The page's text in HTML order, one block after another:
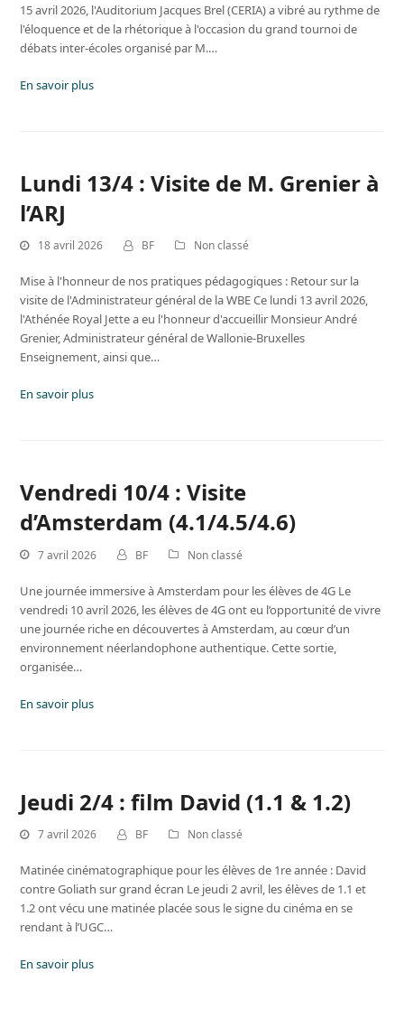
15 avril 2026, l'Auditorium Jacques Brel (CERIA) a vibré au rythme de
l'éloquence et de la rhétorique à l'occasion du grand tournoi de
débats inter-écoles organisé par M.…
En savoir plus
Lundi 13/4 : Visite de M. Grenier à
l’ARJ
18 avril 2026 BF Non classé
Mise à l'honneur de nos pratiques pédagogiques : Retour sur la
visite de l'Administrateur général de la WBE Ce lundi 13 avril 2026,
l'Athénée Royal Jette a eu l'honneur d'accueillir Monsieur André
Grenier, Administrateur général de Wallonie-Bruxelles
Enseignement, ainsi que…
En savoir plus
Vendredi 10/4 : Visite
d’Amsterdam (4.1/4.5/4.6)
7 avril 2026 BF Non classé
Une journée immersive à Amsterdam pour les élèves de 4G Le
vendredi 10 avril 2026, les élèves de 4G ont eu l’opportunité de vivre
une journée riche en découvertes à Amsterdam, au cœur d’un
environnement néerlandophone authentique. Cette sortie,
organisée…
En savoir plus
Jeudi 2/4 : film David (1.1 & 1.2)
7 avril 2026 BF Non classé
Matinée cinématographique pour les élèves de 1re année : David
contre Goliath sur grand écran Le jeudi 2 avril, les élèves de 1.1 et
1.2 ont vécu une matinée placée sous le signe du cinéma en se
rendant à l’UGC…
En savoir plus